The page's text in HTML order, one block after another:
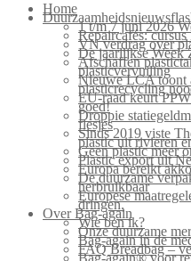
Home
1 t/m 7 juni 2026
Repaircafés: cursus
VN verdrag over
De jaarlijkse Week
Afschaffen
plasticvervuiling
Nieuwe LCA toont
plasticrecycling
EU-raad keurt
goed!
Droppie
flesjes
Sinds 2019 viste
plastic uit rivieren
Geen plastic meer
Plastic export uit
Europa bereikt
De duurzame
herbruikbaar
Europese
dringen.
Over Bag-again
Wie ben ik?
Onze duurzame
Bag-again in de
FAQ Breadbag –